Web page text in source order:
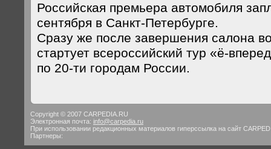
Российская премьера автомобиля
сентября в Санкт-Петербурге.
Сразу же после завершения салона
стартует всероссийский тур «ё-
по 20-ти городам России.
Copyright © 2007 CARPEDIA.RU
Электронная почта: info@carpedia.ru
При использовании редакционных материалов гиперссылка на сайт
Партнеры: